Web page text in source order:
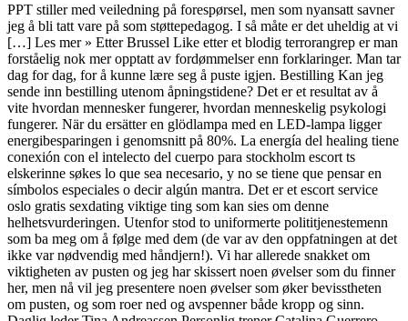
PPT stiller med veiledning på forespørsel, men som nyansatt savner
jeg å bli tatt vare på som støttepedagog. I så måte er det uheldig at vi
[…] Les mer » Etter Brussel Like etter et blodig terrorangrep er man
forståelig nok mer opptatt av fordømmelser enn forklaringer. Man tar
dag for dag, for å kunne lære seg å puste igjen. Bestilling Kan jeg
sende inn bestilling utenom åpningstidene? Det er et resultat av å
vite hvordan mennesker fungerer, hvordan menneskelig psykologi
fungerer. När du ersätter en glödlampa med en LED-lampa ligger
energibesparingen i genomsnitt på 80%. La energía del healing tiene
conexión con el intelecto del cuerpo para stockholm escort ts
elskerinne søkes lo que sea necesario, y no se tiene que pensar en
símbolos especiales o decir algún mantra. Det er et escort service
oslo gratis sexdating viktige ting som kan sies om denne
helhetsvurderingen. Utenfor stod to uniformerte polititjenestemenn
som ba meg om å følge med dem (de var av den oppfatningen at det
ikke var nødvendig med håndjern!). Vi har allerede snakket om
viktigheten av pusten og jeg har skissert noen øvelser som du finner
her, men nå vil jeg presentere noen øvelser som øker bevisstheten
om pusten, og som roer ned og avspenner både kropp og sinn.